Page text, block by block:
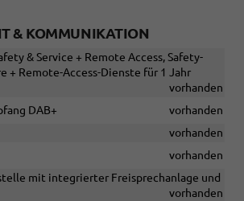
& KOMMUNIKATION
& Service + Remote Access, Safety-
+ Remote-Access-Dienste für 1 Jahr
vorhanden
DAB+
vorhanden
vorhanden
vorhanden
mit integrierter Freisprechanlage und
vorhanden